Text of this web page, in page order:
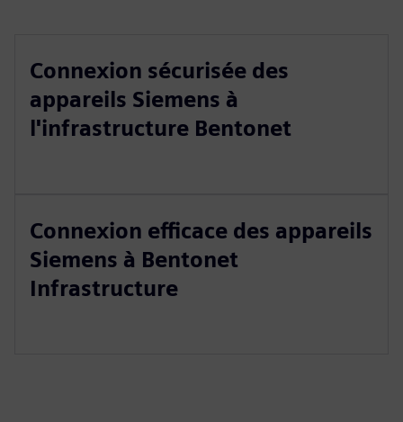
Connexion sécurisée des
appareils Siemens à
l'infrastructure Bentonet
Connexion efficace des appareils
Siemens à Bentonet
Infrastructure